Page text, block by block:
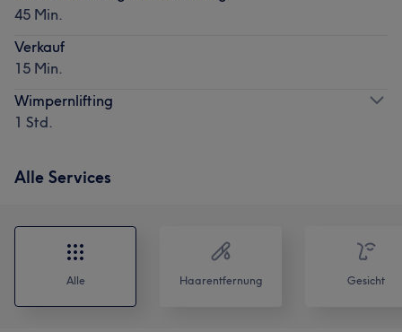
45 Min.
Verkauf
15 Min.
Wimpernlifting
1 Std.
Alle Services
Alle Haarentfernung Gesicht